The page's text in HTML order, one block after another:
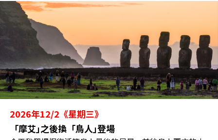
2026年12/2《星期三》
「摩艾｣之後換「鳥人｣登場